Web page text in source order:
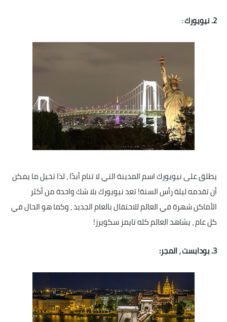
2. نيويورك
:
يطلق على نيويورك اسم المدينة التي لا تنام أبدًا ، لذا تخيل ما يمكن
أن تقدمه ليلة رأس السنة! تعد نيويورك بلا شك واحدة من أكثر
الأماكن شهرة في العالم للاحتفال بالعام الجديد ، وكما هو الحال في
كل عام ، يشاهد العالم كله تايمز سكويرز!
3. بودابست ، المجر: